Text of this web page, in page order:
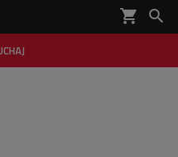
shopping_cart 
